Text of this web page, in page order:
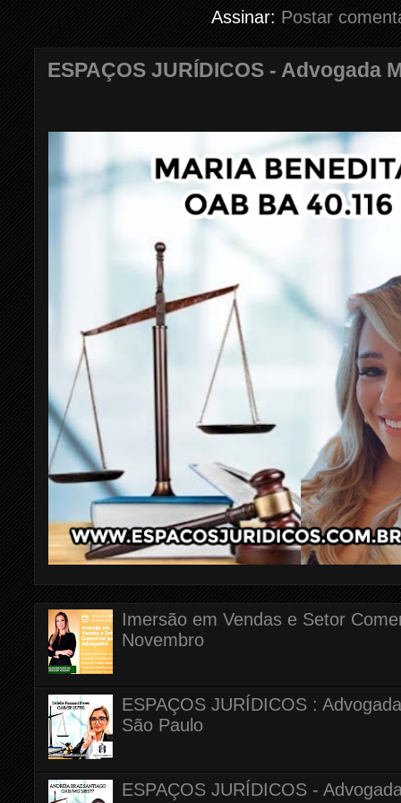
Assinar:Postar
ESPAÇOS JURÍDICOS - Advogada
Imersão em Vendas e Setor
Novembro
ESPAÇOS JURÍDICOS :
São Paulo
ESPAÇOS JURÍDICOS -